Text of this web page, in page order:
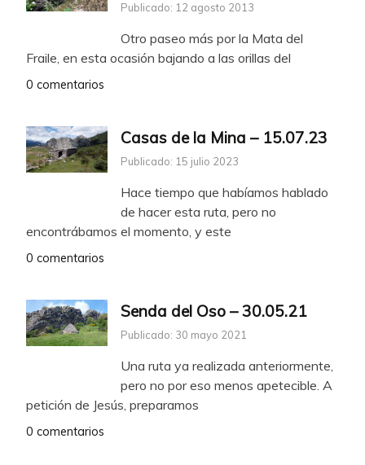
Publicado: 12 agosto 2013
Otro paseo más por la Mata del
Fraile, en esta ocasión bajando a las orillas del
0 comentarios
Casas de la Mina – 15.07.23
Publicado: 15 julio 2023
Hace tiempo que habíamos hablado
de hacer esta ruta, pero no
encontrábamos el momento, y este
0 comentarios
Senda del Oso – 30.05.21
Publicado: 30 mayo 2021
Una ruta ya realizada anteriormente,
pero no por eso menos apetecible. A
petición de Jesús, preparamos
0 comentarios